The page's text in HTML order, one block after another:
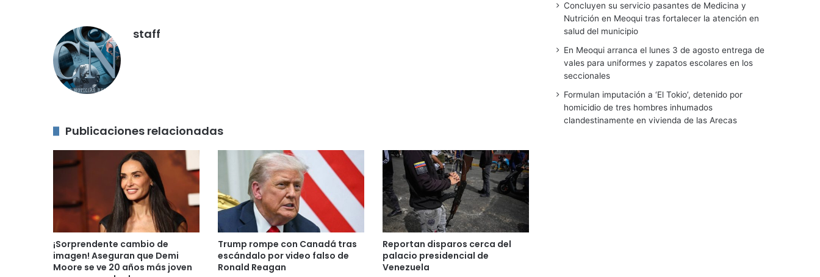
staff
Publicaciones relacionadas
¡Sorprendente cambio de
imagen! Aseguran que Demi
Moore se ve 20 años más joven
Trump rompe con Canadá tras
escándalo por video falso de
Ronald Reagan
Reportan disparos cerca del
palacio presidencial de
Venezuela
Concluyen su servicio pasantes de Medicina y
Nutrición en Meoqui tras fortalecer la atención en
salud del municipio
En Meoqui arranca el lunes 3 de agosto entrega de
vales para uniformes y zapatos escolares en los
seccionales
Formulan imputación a ‘El Tokio’, detenido por
homicidio de tres hombres inhumados
clandestinamente en vivienda de las Arecas